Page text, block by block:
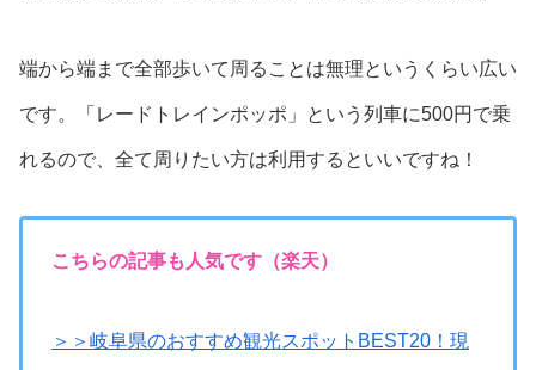
端から端まで全部歩いて周ることは無理というくらい広い
です。「レードトレインポッポ」という列車に500円で乗
れるので、全て周りたい方は利用するといいですね！
こちらの記事も人気です（楽天）
＞＞岐阜県のおすすめ観光スポットBEST20！現